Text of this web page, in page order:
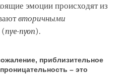
эмоции происходят из
вторичными
(nye-nyon).
приблизительное
– это